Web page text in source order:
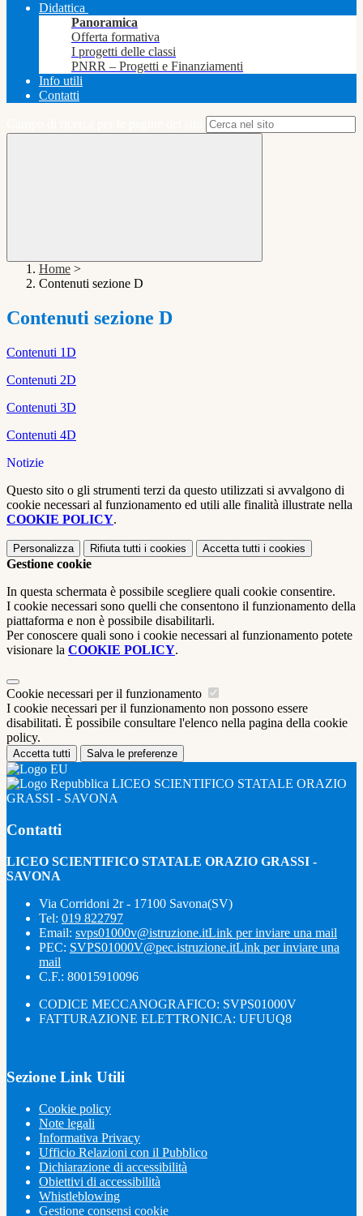
Didattica
Panoramica
Offerta formativa
I progetti delle classi
PNRR – Progetti e Finanziamenti
Info utili
Contatti
Home >
Contenuti sezione D
Contenuti sezione D
Contenuti 1D
Contenuti 2D
Contenuti 3D
Contenuti 4D
Notizie
Questo sito o gli strumenti terzi da questo utilizzati si avvalgono di
cookie necessari al funzionamento ed utili alle finalità illustrate nella
COOKIE POLICY.
Personalizza Rifiuta tutti i cookies Accetta tutti i cookies
Gestione cookie
In questa schermata è possibile scegliere quali cookie consentire.
I cookie necessari sono quelli che consentono il funzionamento della
piattaforma e non è possibile disabilitarli.
Per conoscere quali sono i cookie necessari al funzionamento potete
visionare la COOKIE POLICY.
Cookie necessari per il funzionamento
I cookie necessari per il funzionamento non possono essere
disabilitati. È possibile consultare l'elenco nella pagina della cookie
policy.
Accetta tutti Salva le preferenze
LICEO SCIENTIFICO STATALE ORAZIO
GRASSI - SAVONA
Contatti
LICEO SCIENTIFICO STATALE ORAZIO GRASSI -
SAVONA
Via Corridoni 2r - 17100 Savona(SV)
Tel: 019 822797
Email: svps01000v@istruzione.itLink per inviare una mail
PEC: SVPS01000V@pec.istruzione.itLink per inviare una
mail
C.F.: 80015910096
CODICE MECCANOGRAFICO: SVPS01000V
FATTURAZIONE ELETTRONICA: UFUUQ8
Sezione Link Utili
Cookie policy
Note legali
Informativa Privacy
Ufficio Relazioni con il Pubblico
Dichiarazione di accessibilità
Obiettivi di accessibilità
Whistleblowing
Gestione consensi cookie